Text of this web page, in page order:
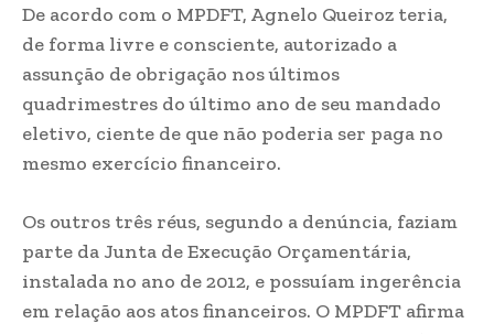
De acordo com o MPDFT, Agnelo Queiroz teria,
de forma livre e consciente, autorizado a
assunção de obrigação nos últimos
quadrimestres do último ano de seu mandado
eletivo, ciente de que não poderia ser paga no
mesmo exercício financeiro.
Os outros três réus, segundo a denúncia, faziam
parte da Junta de Execução Orçamentária,
instalada no ano de 2012, e possuíam ingerência
em relação aos atos financeiros. O MPDFT afirma